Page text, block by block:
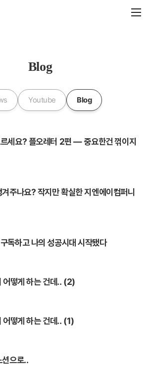
Blog
Youtube Blog
세요? 플오레터 2편 — 중요한건 꺾이지
주나요? 작지만 확실한 지엔에이컴퍼니
독하고 나의 성공시대 시작됐다
어떻게 하는 건데.. (2)
어떻게 하는 건데.. (1)
션으로..